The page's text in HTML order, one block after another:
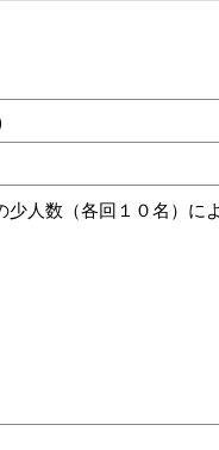
少人数（各回１０名）